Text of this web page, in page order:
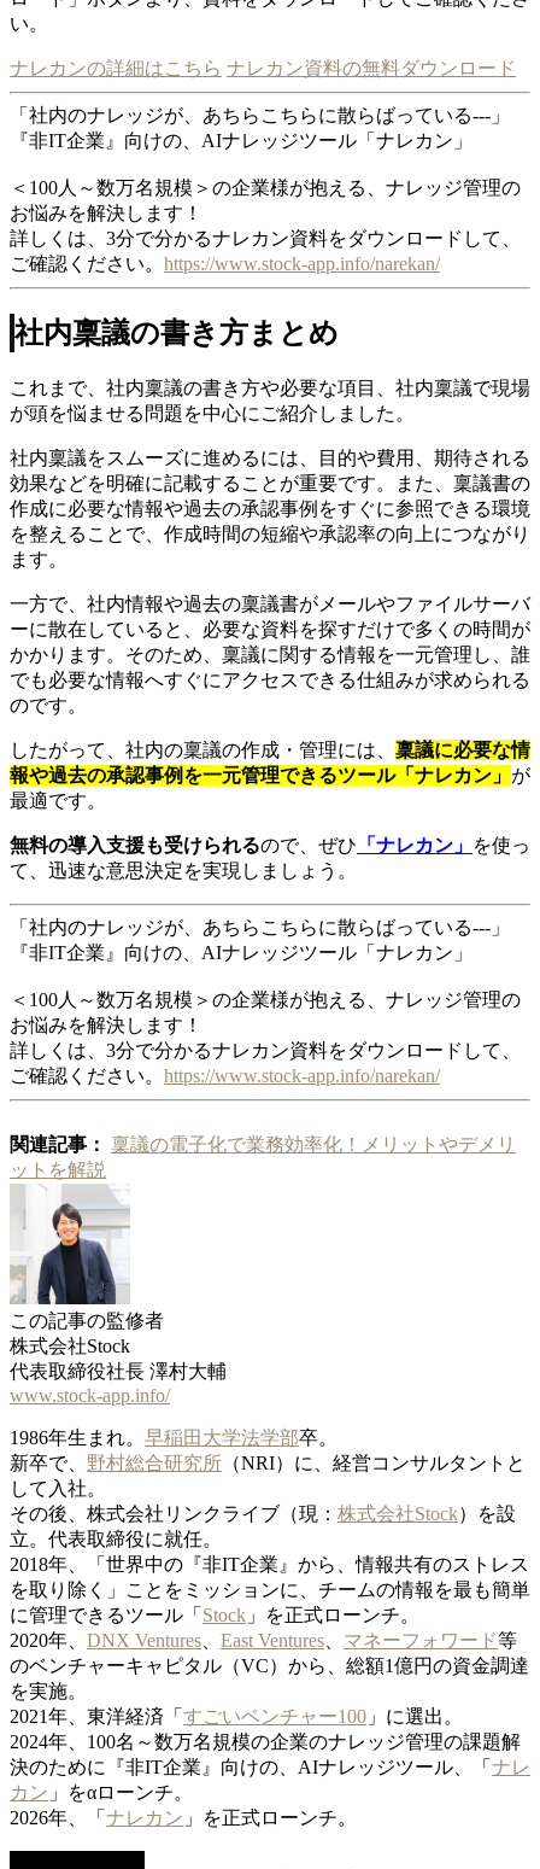
い。
ナレカンの詳細はこちら ナレカン資料の無料ダウンロード
「社内のナレッジが、あちらこちらに散らばっている---」
『非IT企業』向けの、AIナレッジツール「ナレカン」
＜100人～数万名規模＞の企業様が抱える、ナレッジ管理の
お悩みを解決します！
詳しくは、3分で分かるナレカン資料をダウンロードして、
ご確認ください。 https://www.stock-app.info/narekan/
社内稟議の書き方まとめ
これまで、社内稟議の書き方や必要な項目、社内稟議で現場
が頭を悩ませる問題を中心にご紹介しました。
社内稟議をスムーズに進めるには、目的や費用、期待される
効果などを明確に記載することが重要です。また、稟議書の
作成に必要な情報や過去の承認事例をすぐに参照できる環境
を整えることで、作成時間の短縮や承認率の向上につながり
ます。
一方で、社内情報や過去の稟議書がメールやファイルサーバ
ーに散在していると、必要な資料を探すだけで多くの時間が
かかります。そのため、稟議に関する情報を一元管理し、誰
でも必要な情報へすぐにアクセスできる仕組みが求められる
のです。
したがって、社内の稟議の作成・管理には、 稟議に必要な情
報や過去の承認事例を一元管理できるツール「ナレカン」 が
最適です。
無料の導入支援も受けられるので、ぜひ 「ナレカン」 を使っ
て、迅速な意思決定を実現しましょう。
「社内のナレッジが、あちらこちらに散らばっている---」
『非IT企業』向けの、AIナレッジツール「ナレカン」
＜100人～数万名規模＞の企業様が抱える、ナレッジ管理の
お悩みを解決します！
詳しくは、3分で分かるナレカン資料をダウンロードして、
ご確認ください。 https://www.stock-app.info/narekan/
関連記事： 稟議の電子化で業務効率化！メリットやデメリ
ットを解説
この記事の監修者
株式会社Stock
代表取締役社長 澤村大輔
www.stock-app.info/
1986年生まれ。 早稲田大学法学部卒。
新卒で、 野村総合研究所 （NRI）に、経営コンサルタントと
して入社。
その後、株式会社リンクライブ（現： 株式会社Stock）を設
立。代表取締役に就任。
2018年、「世界中の『非IT企業』から、情報共有のストレス
を取り除く」ことをミッションに、チームの情報を最も簡単
に管理できるツール「 Stock 」を正式ローンチ。
2020年、 DNX Ventures East Ventures マネーフォワード等
のベンチャーキャピタル（VC）から、総額1億円の資金調達
を実施。
2021年、東洋経済「 すごいベンチャー100 」に選出。
2024年、100名～数万名規模の企業のナレッジ管理の課題解
決のために『非IT企業』向けの、AIナレッジツール、「 ナレ
カン 」をαローンチ。
2026年、「 ナレカン 」を正式ローンチ。